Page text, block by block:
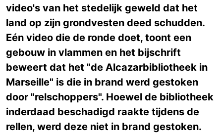
video's van het stedelijk geweld dat het
land op zijn grondvesten deed schudden.
Eén video die de ronde doet, toont een
gebouw in vlammen en het bijschrift
beweert dat het "de Alcazarbibliotheek in
Marseille" is die in brand werd gestoken
door "relschoppers". Hoewel de bibliotheek
inderdaad beschadigd raakte tijdens de
rellen, werd deze niet in brand gestoken.